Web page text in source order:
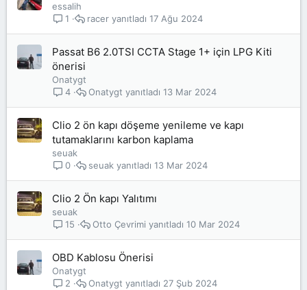
essalih
1
17 Ağu 2024
racer
Passat B6 2.0TSI CCTA Stage 1+ için LPG Kiti
önerisi
Onatygt
4
13 Mar 2024
Onatygt
Clio 2 ön kapı döşeme yenileme ve kapı
tutamaklarını karbon kaplama
seuak
0
13 Mar 2024
seuak
Clio 2 Ön kapı Yalıtımı
seuak
15
10 Mar 2024
Otto Çevrimi
OBD Kablosu Önerisi
Onatygt
2
27 Şub 2024
Onatygt